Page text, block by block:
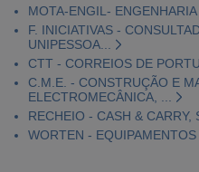
MOTA-ENGIL-
F. INICIATIVAS -
UNIPESSOA...
CTT - CORREIOS DE
C.M.E. - CONSTRUÇÃO E
ELECTROMECÂNICA, ...
RECHEIO - CASH & CARRY,
WORTEN - EQUIPAMENTOS